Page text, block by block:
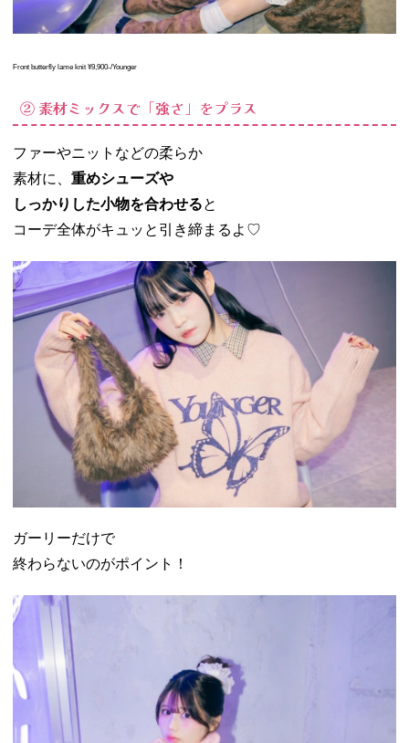
Front butterfly lame knit ¥9,900-/Younger
② 素材ミックスで「強さ」をプラス
ファーやニットなどの柔らか
素材に、 重めシューズや
しっかりした小物を合わせると
コーデ全体がキュッと引き締まるよ♡
ガーリーだけで
終わらないのがポイント！